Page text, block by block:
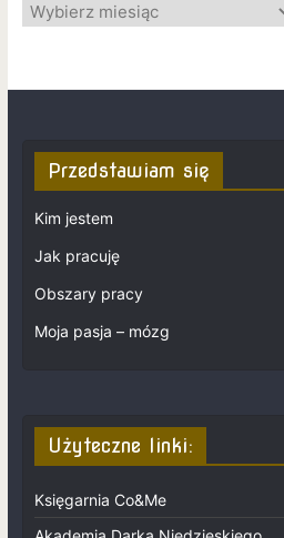
Przedstawiam się
Kim jestem
Jak pracuję
Obszary pracy
Moja pasja – mózg
Użyteczne linki:
Księgarnia Co&Me